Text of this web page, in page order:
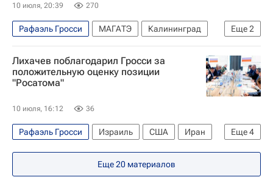
10 июля, 20:39 270
Еще2
Рафаэль Гросси МАГАТЭ
Калининград
Запорожская АЭС
Вооруженные силы Украины
Лихачев поблагодарил Гросси за
положительную оценку позиции
"Росатома"
10 июля, 16:12 36
Еще4
Рафаэль Гросси Израиль США
Иран
Алексей Лихачев
Еще20 материалов